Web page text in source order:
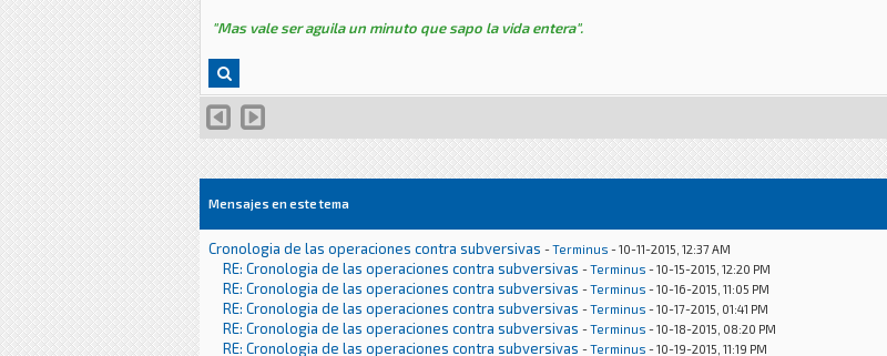
"Mas vale ser aguila un minuto que sapo la vida entera".
Mensajes en este tema
Cronologia de las operaciones contra subversivas -Terminus - 10-11-2015, 12:37 AM
RE: Cronologia de las operaciones contra subversivas -Terminus - 10-15-2015, 12:20 PM
RE: Cronologia de las operaciones contra subversivas -Terminus - 10-16-2015, 11:05 PM
RE: Cronologia de las operaciones contra subversivas -Terminus - 10-17-2015, 01:41 PM
RE: Cronologia de las operaciones contra subversivas -Terminus - 10-18-2015, 08:20 PM
RE: Cronologia de las operaciones contra subversivas -Terminus - 10-19-2015, 11:19 PM